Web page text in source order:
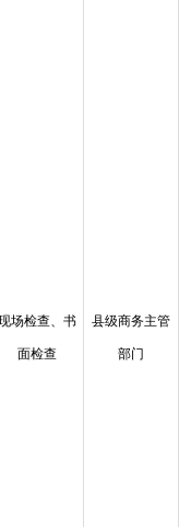
场检查、书
面检查
县级商务主管
部门